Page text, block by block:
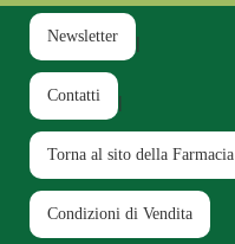
Passa
contenuto
principale
Newsletter
Contatti
Torna al sito della Farmacia
Condizioni di Vendita